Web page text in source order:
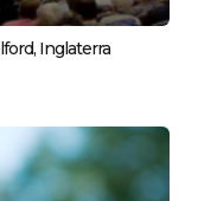
Inglaterra